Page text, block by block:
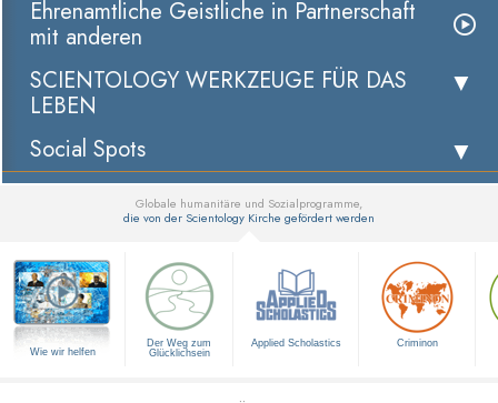
Ehrenamtliche Geistliche in Partnerschaft
mit anderen
SCIENTOLOGY WERKZEUGE FÜR DAS
LEBEN
Social Spots
Globale humanitäre und Sozialprogramme,
die von der Scientology Kirche gefördert werden
Wie wir helfen
Der Weg zum
Glücklichsein
Applied Scholastics Criminon